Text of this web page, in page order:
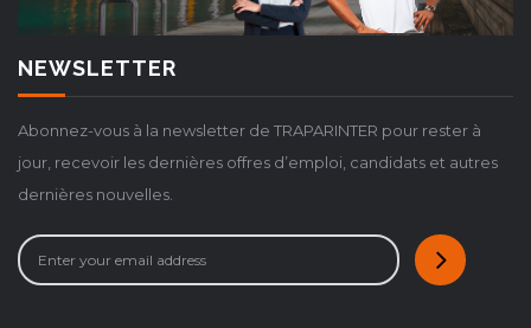
NEWSLETTER
Abonnez-vous à la newsletter de TRAPARINTER pour rester à
jour, recevoir les dernières offres d’emploi, candidats et autres
dernières nouvelles.